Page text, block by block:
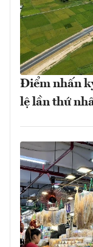
Điểm nhấn
lệ lần thứ